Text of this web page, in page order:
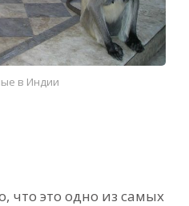
в Индии
что это одно из самых